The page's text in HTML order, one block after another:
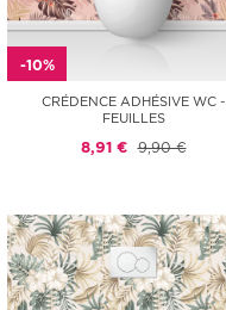
-10%
CRÉDENCE ADHÉSIVE WC -
FEUILLES
8,91 € 9,90 €